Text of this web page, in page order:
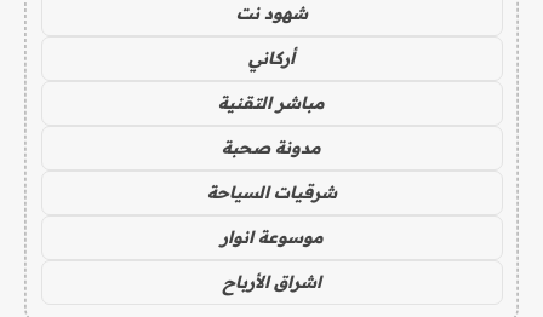
شهود نت
أركاني
مباشر التقنية
مدونة صحبة
شرقيات السياحة
موسوعة انوار
اشراق الأرباح